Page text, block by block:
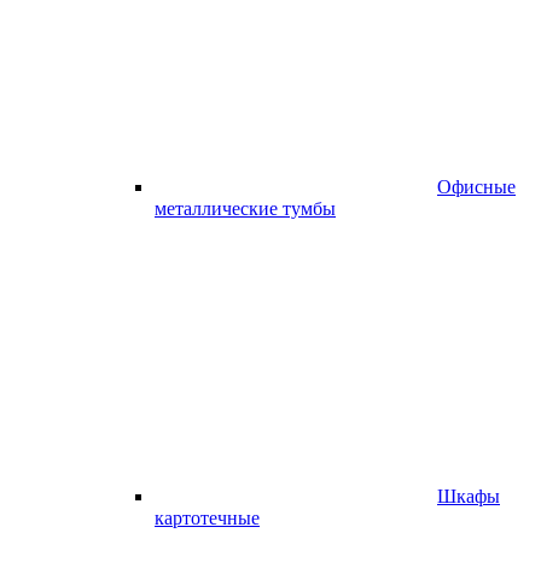
Офисные
металлические тумбы
Шкафы
картотечные